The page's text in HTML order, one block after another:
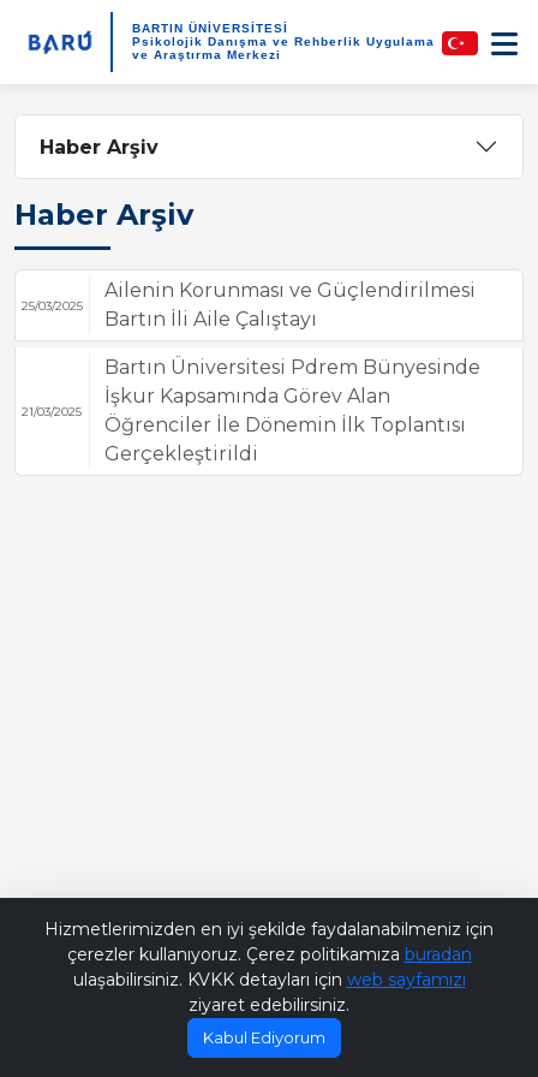
BARTIN ÜNİVERSİTESİ
Psikolojik Danışma ve Rehberlik Uygulama
ve Araştırma Merkezi
Haber Arşiv
Haber Arşiv
25/03/2025
Ailenin Korunması ve Güçlendirilmesi
Bartın İli Aile Çalıştayı
21/03/2025
Bartın Üniversitesi Pdrem Bünyesinde
İşkur Kapsamında Görev Alan
Öğrenciler İle Dönemin İlk Toplantısı
Gerçekleştirildi
Hizmetlerimizden en iyi şekilde faydalanabilmeniz için
çerezler kullanıyoruz. Çerez politikamıza buradan
ulaşabilirsiniz. KVKK detayları için web sayfamızı
ziyaret edebilirsiniz.
Kabul Ediyorum
Bana Soru Sor | Ask Me